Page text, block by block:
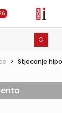
> Stjecanje